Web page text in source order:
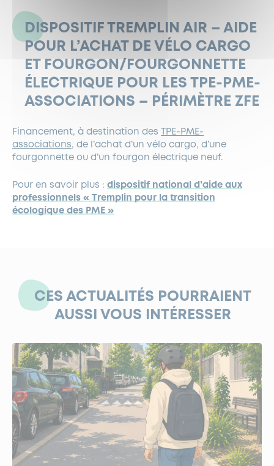
DISPOSITIF TREMPLIN AIR – AIDE
POUR L’ACHAT DE VÉLO CARGO
ET FOURGON/FOURGONNETTE
ÉLECTRIQUE POUR LES TPE-PME-
ASSOCIATIONS – PÉRIMÈTRE ZFE
Financement, à destination des TPE-PME-
associations, de l’achat d’un vélo cargo, d’une
fourgonnette ou d’un fourgon électrique neuf.
Pour en savoir plus : dispositif national d’aide aux
professionnels « Tremplin pour la transition
écologique des PME »
CES ACTUALITÉS POURRAIENT
AUSSI VOUS INTÉRESSER